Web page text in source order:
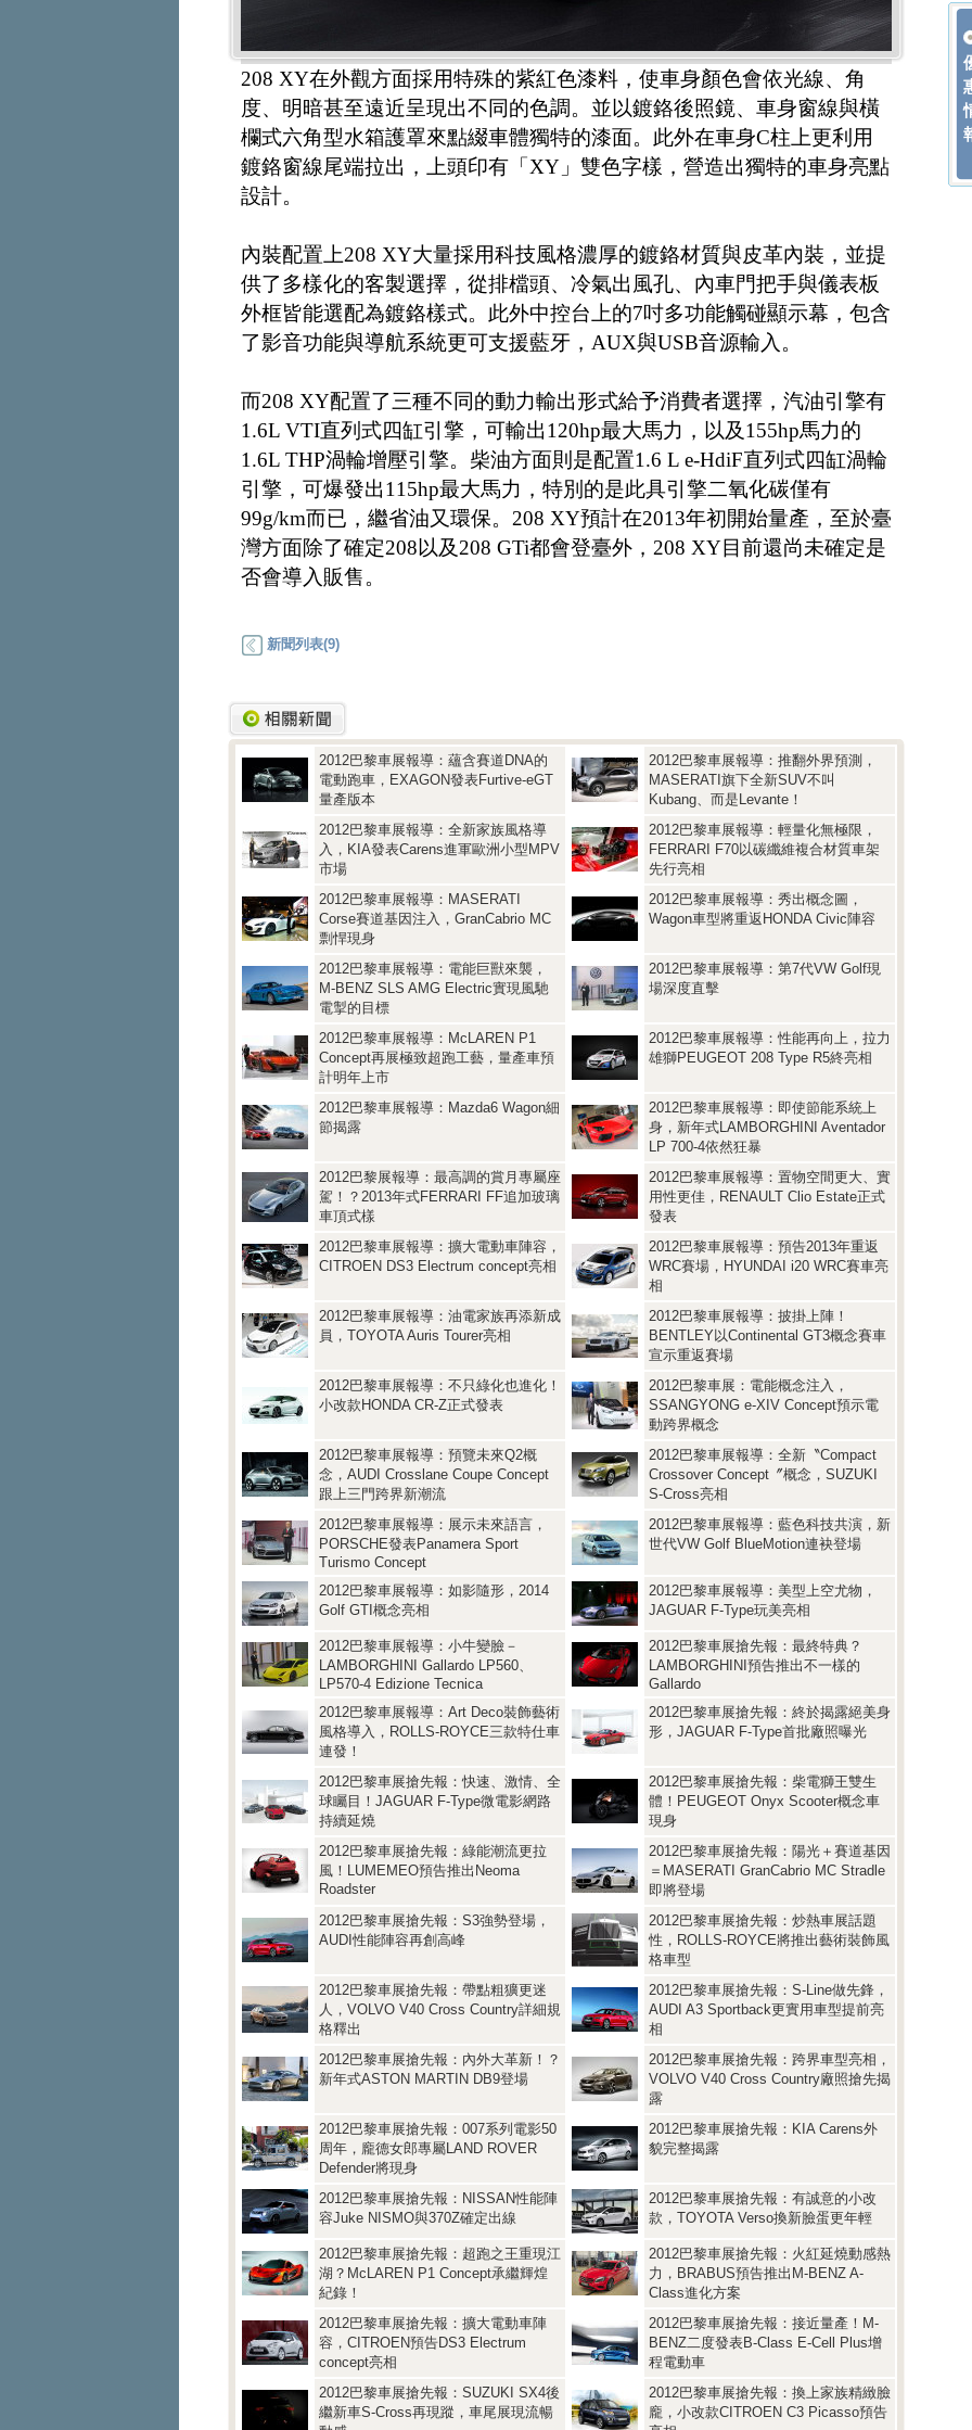
208 XY在外觀方面採用特殊的紫紅色漆料，使車身顏色會依光線、角
度、明暗甚至遠近呈現出不同的色調。並以鍍鉻後照鏡、車身窗線與橫
欄式六角型水箱護罩來點綴車體獨特的漆面。此外在車身C柱上更利用
鍍鉻窗線尾端拉出，上頭印有「XY」雙色字樣，營造出獨特的車身亮點
設計。
內裝配置上208 XY大量採用科技風格濃厚的鍍鉻材質與皮革內裝，並提
供了多樣化的客製選擇，從排檔頭、冷氣出風孔、內車門把手與儀表板
外框皆能選配為鍍鉻樣式。此外中控台上的7吋多功能觸碰顯示幕，包含
了影音功能與導航系統更可支援藍牙，AUX與USB音源輸入。
而208 XY配置了三種不同的動力輸出形式給予消費者選擇，汽油引擎有
1.6L VTI直列式四缸引擎，可輸出120hp最大馬力，以及155hp馬力的
1.6L THP渦輪增壓引擎。柴油方面則是配置1.6 L e-HdiF直列式四缸渦輪
引擎，可爆發出115hp最大馬力，特別的是此具引擎二氧化碳僅有
99g/km而已，繼省油又環保。208 XY預計在2013年初開始量產，至於臺
灣方面除了確定208以及208 GTi都會登臺外，208 XY目前還尚未確定是
否會導入販售。
新聞列表(9)
2012巴黎車展報導：蘊含賽道DNA的
電動跑車，EXAGON發表Furtive-eGT
量產版本
2012巴黎車展報導：推翻外界預測，
MASERATI旗下全新SUV不叫
Kubang、而是Levante！
2012巴黎車展報導：全新家族風格導
入，KIA發表Carens進軍歐洲小型MPV
市場
2012巴黎車展報導：輕量化無極限，
FERRARI F70以碳纖維複合材質車架
先行亮相
2012巴黎車展報導：MASERATI
Corse賽道基因注入，GranCabrio MC
剽悍現身
2012巴黎車展報導：秀出概念圖，
Wagon車型將重返HONDA Civic陣容
2012巴黎車展報導：電能巨獸來襲，
M-BENZ SLS AMG Electric實現風馳
電掣的目標
2012巴黎車展報導：第7代VW Golf現
場深度直擊
2012巴黎車展報導：McLAREN P1
Concept再展極致超跑工藝，量產車預
計明年上市
2012巴黎車展報導：性能再向上，拉力
雄獅PEUGEOT 208 Type R5終亮相
2012巴黎車展報導：Mazda6 Wagon細
節揭露
2012巴黎車展報導：即使節能系統上
身，新年式LAMBORGHINI Aventador
LP 700-4依然狂暴
2012巴黎展報導：最高調的賞月專屬座
駕！？2013年式FERRARI FF追加玻璃
車頂式樣
2012巴黎車展報導：置物空間更大、實
用性更佳，RENAULT Clio Estate正式
發表
2012巴黎車展報導：擴大電動車陣容，
CITROEN DS3 Electrum concept亮相
2012巴黎車展報導：預告2013年重返
WRC賽場，HYUNDAI i20 WRC賽車亮
相
2012巴黎車展報導：油電家族再添新成
員，TOYOTA Auris Tourer亮相
2012巴黎車展報導：披掛上陣！
BENTLEY以Continental GT3概念賽車
宣示重返賽場
2012巴黎車展報導：不只綠化也進化！
小改款HONDA CR-Z正式發表
2012巴黎車展：電能概念注入，
SSANGYONG e-XIV Concept預示電
動跨界概念
2012巴黎車展報導：預覽未來Q2概
念，AUDI Crosslane Coupe Concept
跟上三門跨界新潮流
2012巴黎車展報導：全新〝Compact
Crossover Concept〞概念，SUZUKI
S-Cross亮相
2012巴黎車展報導：展示未來語言，
PORSCHE發表Panamera Sport
Turismo Concept
2012巴黎車展報導：藍色科技共演，新
世代VW Golf BlueMotion連袂登場
2012巴黎車展報導：如影隨形，2014
Golf GTI概念亮相
2012巴黎車展報導：美型上空尤物，
JAGUAR F-Type玩美亮相
2012巴黎車展報導：小牛變臉－
LAMBORGHINI Gallardo LP560、
LP570-4 Edizione Tecnica
2012巴黎車展搶先報：最終特典？
LAMBORGHINI預告推出不一樣的
Gallardo
2012巴黎車展報導：Art Deco裝飾藝術
風格導入，ROLLS-ROYCE三款特仕車
連發！
2012巴黎車展搶先報：終於揭露絕美身
形，JAGUAR F-Type首批廠照曝光
2012巴黎車展搶先報：快速、激情、全
球矚目！JAGUAR F-Type微電影網路
持續延燒
2012巴黎車展搶先報：柴電獅王雙生
體！PEUGEOT Onyx Scooter概念車
現身
2012巴黎車展搶先報：綠能潮流更拉
風！LUMEMEO預告推出Neoma
Roadster
2012巴黎車展搶先報：陽光＋賽道基因
＝MASERATI GranCabrio MC Stradle
即將登場
2012巴黎車展搶先報：S3強勢登場，
AUDI性能陣容再創高峰
2012巴黎車展搶先報：炒熱車展話題
性，ROLLS-ROYCE將推出藝術裝飾風
格車型
2012巴黎車展搶先報：帶點粗獷更迷
人，VOLVO V40 Cross Country詳細規
格釋出
2012巴黎車展搶先報：S-Line做先鋒，
AUDI A3 Sportback更實用車型提前亮
相
2012巴黎車展搶先報：內外大革新！？
新年式ASTON MARTIN DB9登場
2012巴黎車展搶先報：跨界車型亮相，
VOLVO V40 Cross Country廠照搶先揭
露
2012巴黎車展搶先報：007系列電影50
周年，龐德女郎專屬LAND ROVER
Defender將現身
2012巴黎車展搶先報：KIA Carens外
貌完整揭露
2012巴黎車展搶先報：NISSAN性能陣
容Juke NISMO與370Z確定出線
2012巴黎車展搶先報：有誠意的小改
款，TOYOTA Verso換新臉蛋更年輕
2012巴黎車展搶先報：超跑之王重現江
湖？McLAREN P1 Concept承繼輝煌
紀錄！
2012巴黎車展搶先報：火紅延燒動感熱
力，BRABUS預告推出M-BENZ A-
Class進化方案
2012巴黎車展搶先報：擴大電動車陣
容，CITROEN預告DS3 Electrum
concept亮相
2012巴黎車展搶先報：接近量產！M-
BENZ二度發表B-Class E-Cell Plus增
程電動車
2012巴黎車展搶先報：SUZUKI SX4後
繼新車S-Cross再現蹤，車尾展現流暢
2012巴黎車展搶先報：換上家族精緻臉
龐，小改款CITROEN C3 Picasso預告